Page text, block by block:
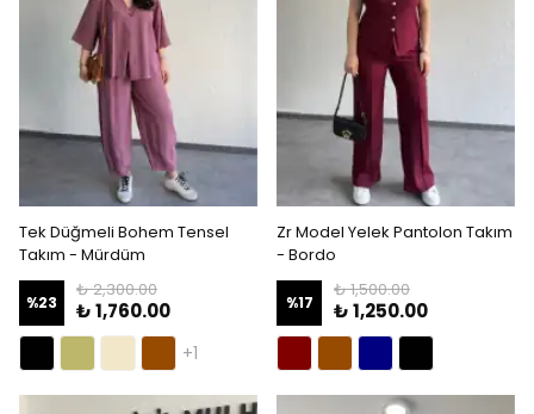
Tek Düğmeli Bohem Tensel
Takım - Mürdüm
%23
₺ 2,300.00
₺ 1,760.00
+1
Zr Model Yelek Pantolon Takım
- Bordo
%17
₺ 1,500.00
₺ 1,250.00